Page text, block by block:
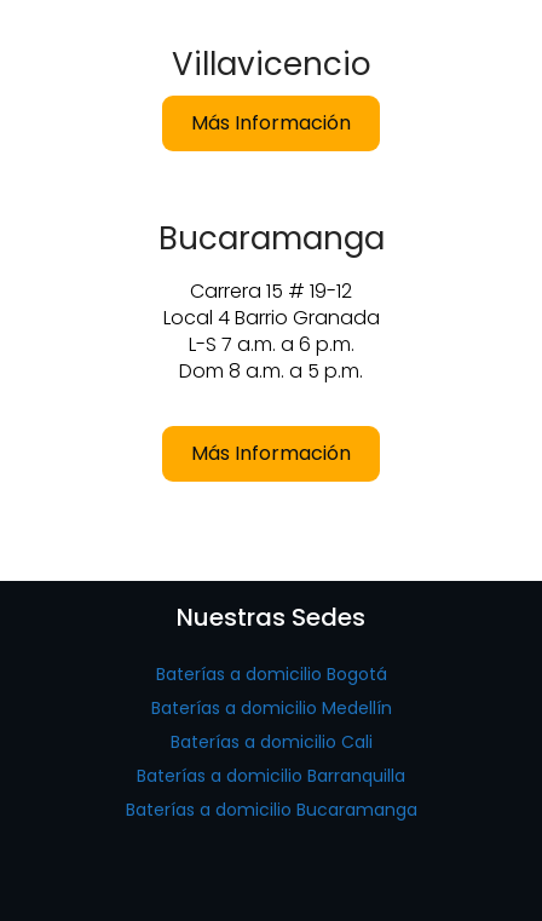
Villavicencio
Más Información
Bucaramanga
Carrera 15 # 19-12
Local 4 Barrio Granada
L-S 7 a.m. a 6 p.m.
Dom 8 a.m. a 5 p.m.
Más Información
Nuestras Sedes
Baterías a domicilio Bogotá
Baterías a domicilio Medellín
Baterías a domicilio Cali
Baterías a domicilio Barranquilla
Baterías a domicilio Bucaramanga